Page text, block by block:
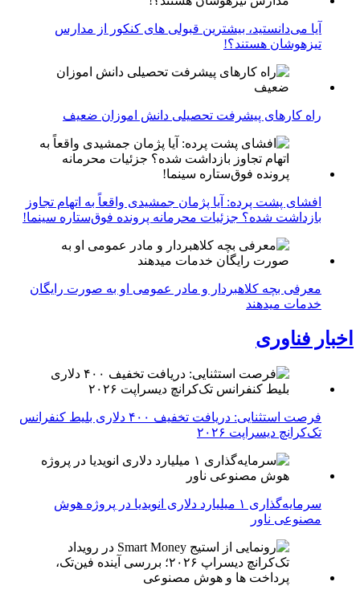
آیا می‌دانستید، بیشترین قبولی های کنکور از مدارس
تیزهوشان هستند؟!
راه کارهای پیشرفت تحصیلی دانش اموزان ضعیف
افشای پشت پرده: آیا پژمان جمشیدی واقعاً به اتهام تجاوز
بازداشت شده؟ جزئیات محرمانه پرونده فوق‌ستاره سینما!
معرفی بچه کلاهبردار و مادر عمومی او به صورت رایگان
خدمات میدهند
اخبار فناوری
فرصت استثنایی: دریافت تخفیف ۴۰۰ دلاری بلیط کنفرانس
تک‌کرانچ دیسراپت ۲۰۲۶
سرمایه‌گذاری ۱ میلیارد دلاری انویدیا در پروژه هوش
مصنوعی ناور